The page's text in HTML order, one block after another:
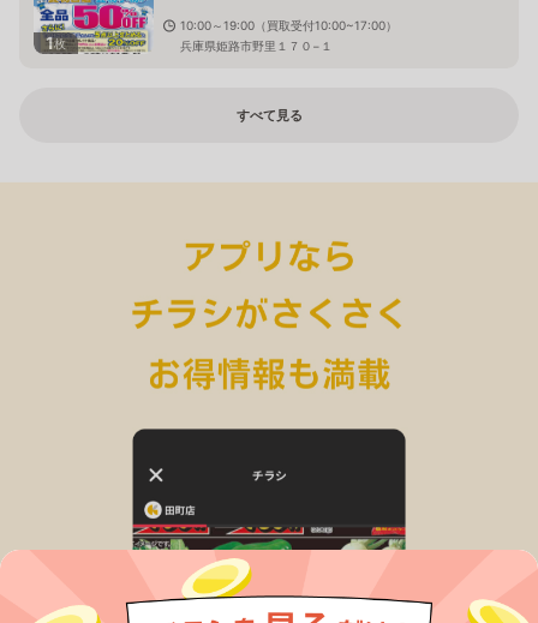
1枚
10:00～19:00（買取受付10:00~17:00）
兵庫県姫路市野里１７０−１
すべて見る